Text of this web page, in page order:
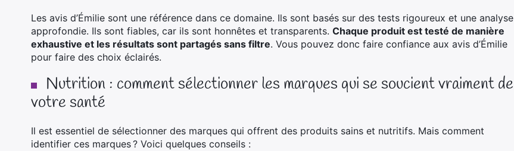
Les avis d’Émilie sont une référence dans ce domaine. Ils sont basés sur des tests rigoureux et une analyse
approfondie. Ils sont fiables, car ils sont honnêtes et transparents. Chaque produit est testé de manière
exhaustive et les résultats sont partagés sans filtre. Vous pouvez donc faire confiance aux avis d’Émilie
pour faire des choix éclairés.
Nutrition : comment sélectionner les marques qui se soucient vraiment de
votre santé
Il est essentiel de sélectionner des marques qui offrent des produits sains et nutritifs. Mais comment
identifier ces marques ? Voici quelques conseils :